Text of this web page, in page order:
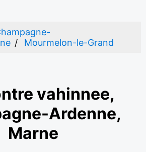
Mourmelon-le-Grand
vahinnee,
Ardenne,
Marne